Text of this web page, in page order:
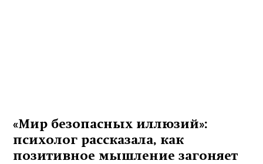
«Мир безопасных иллюзий»:
психолог рассказала, как
позитивное мышление загоняет